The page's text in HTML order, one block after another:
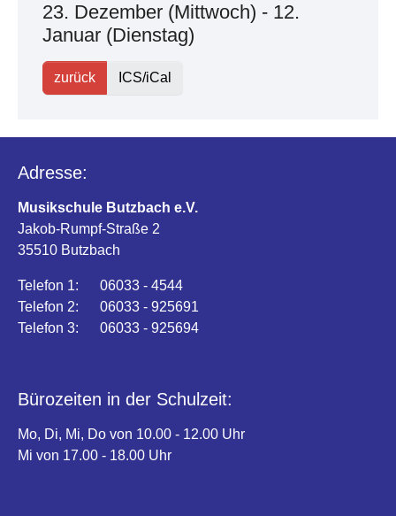
23. Dezember (Mittwoch) - 12.
Januar (Dienstag)
zurück ICS/iCal
Adresse:
Musikschule Butzbach e.V.
Jakob-Rumpf-Straße 2
35510 Butzbach
Telefon 1: 06033 - 4544
Telefon 2: 06033 - 925691
Telefon 3: 06033 - 925694
Bürozeiten in der Schulzeit:
Mo, Di, Mi, Do von 10.00 - 12.00 Uhr
Mi von 17.00 - 18.00 Uhr